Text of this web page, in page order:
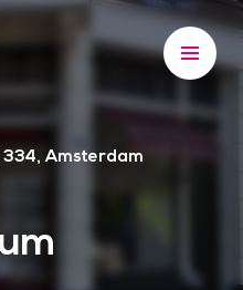
334 Amsterdam